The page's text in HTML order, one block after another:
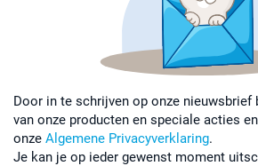
Door in te schrijven op onze
van onze producten en speciale acties
onze Algemene Privacyverklaring.
Je kan je op ieder gewenst moment